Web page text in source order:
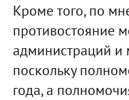
Кроме того, по
противостояние
администраций и
поскольку
года, а